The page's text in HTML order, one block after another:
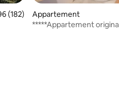
moyenne sur la base de
(182)
Appartement
*****Appartement